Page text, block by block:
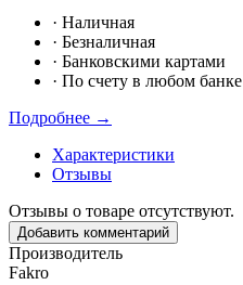
· Наличная
· Безналичная
· Банковскими картами
· По счету в любом банке
Подробнее →
Характеристики
Отзывы
Отзывы о товаре отсутствуют.
Добавить комментарий
Производитель
Fakro